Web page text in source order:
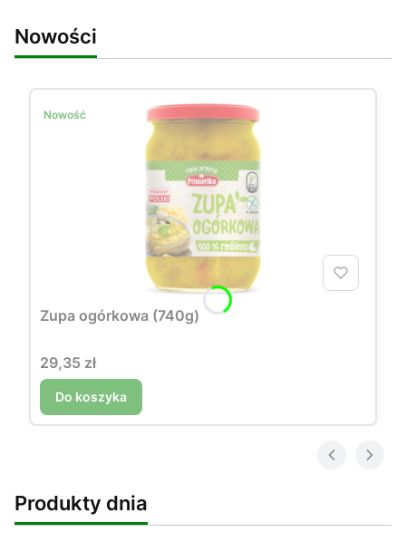
Nowości
Nowość
Zupa ogórkowa (740g)
Cena
29,35 zł
Do koszyka
Produkty dnia